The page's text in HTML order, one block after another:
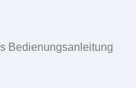
Bedienungsanleitung